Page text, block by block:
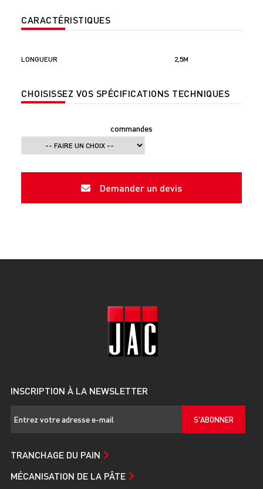
CARACTÉRISTIQUES
LONGUEUR 2,5M
CHOISISSEZ VOS SPÉCIFICATIONS TECHNIQUES
commandes
Demander un devis
INSCRIPTION À LA NEWSLETTER
S'ABONNER
TRANCHAGE DU PAIN
MÉCANISATION DE LA PÂTE